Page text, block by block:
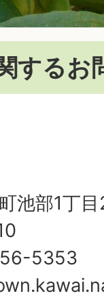
するお
池部1丁
5353